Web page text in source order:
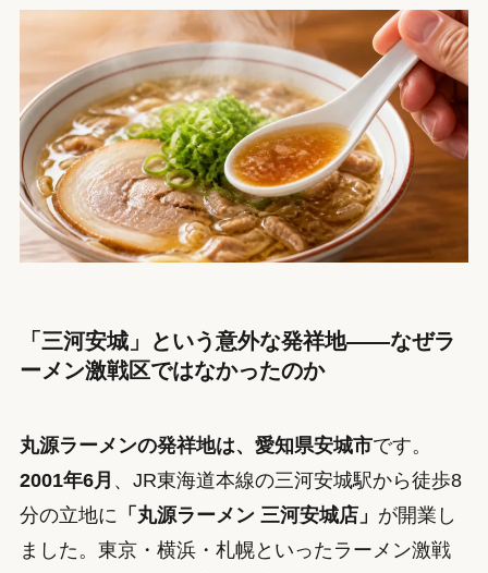
「三河安城」という意外な発祥地——なぜラ
ーメン激戦区ではなかったのか
丸源ラーメンの発祥地は、愛知県安城市です。
2001年6月 、JR東海道本線の三河安城駅から徒歩8
分の立地に 「丸源ラーメン 三河安城店」 が開業し
ました。東京・横浜・札幌といったラーメン激戦